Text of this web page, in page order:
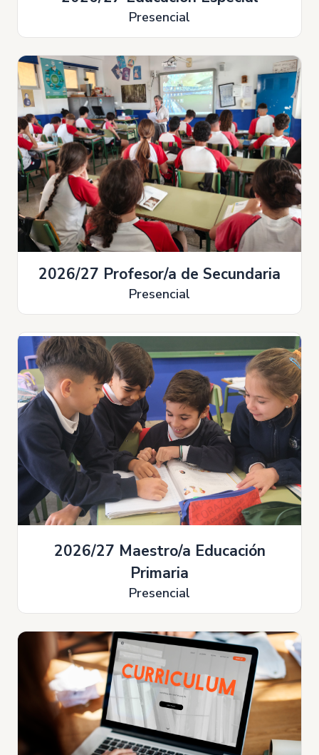
Presencial
2026/27 Profesor/a de Secundaria
Presencial
2026/27 Maestro/a Educación
Primaria
Presencial